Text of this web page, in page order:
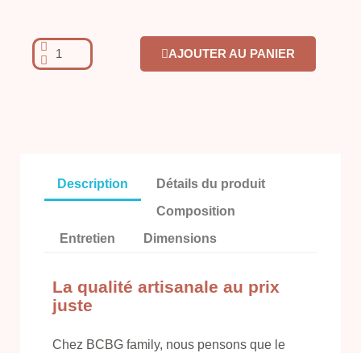
AJOUTER AU PANIER
Description
Détails du produit
Composition
Entretien
Dimensions
La qualité artisanale au prix
juste
Chez BCBG family, nous pensons que le